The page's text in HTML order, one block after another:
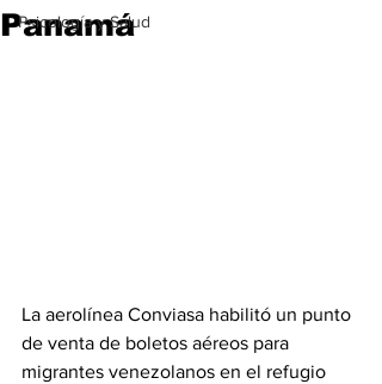
Psicología y Salud
Panamá
La aerolínea Conviasa habilitó un punto
de venta de boletos aéreos para
migrantes venezolanos en el refugio